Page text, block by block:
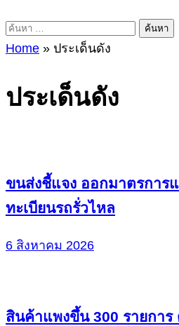
ค้นหา
สำหรับ:
Home » ประเด็นดัง
ประเด็นดัง
ขนส่งชี้แจง ออกมาตรการ
ทะเบียนรถรั่วไหล
6 สิงหาคม 2026
สินค้าแพงขึ้น 300 รายการ